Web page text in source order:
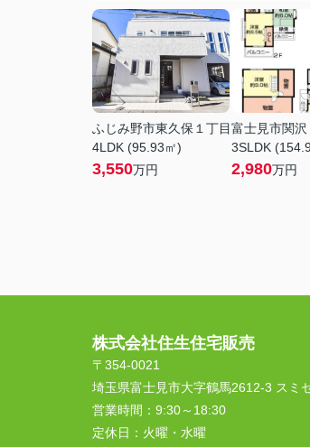
ふじみ野市東久保１丁目
4LDK (95.93㎡)
3,550万円
富士見市関沢
3SLDK
2,980万円
株式会社住生住宅販売
〒354-0021
埼玉県富士見市大字鶴馬2612-3 スミ
営業時間： 9:30～18:30
定休日： 火曜・水曜